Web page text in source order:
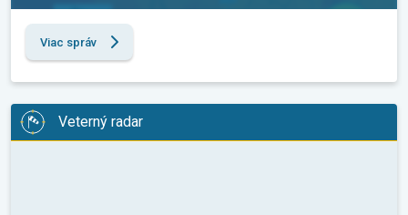
Viac správ
Veterný radar